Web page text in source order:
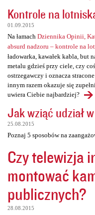
Kontrole na
01.09.2015
Na łamach Dziennika Opinii,
absurd nadzoru – kontrole na
ładowarka, kawałek kabla, but
metalu gdzieś przy ciele, czy
ostrzegawczy i oznacza
innym razem okazuje się
uwiera Ciebie najbardziej?
Jak wziąć udział
25.08.2015
Poznaj 5 sposobów na
Czy telewizja
montować
publicznych?
28.08.2015